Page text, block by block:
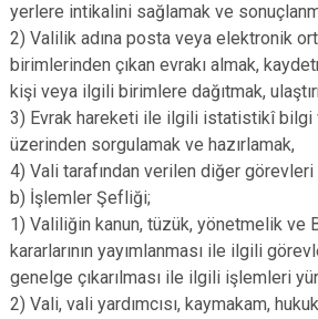
yerlere intikalini sağlamak ve
2) Valilik adına posta veya elektronik
birimlerinden çıkan evrakı almak,
kişi veya ilgili birimlere dağıtmak,
3) Evrak hareketi ile ilgili istatistikî bilgi
üzerinden sorgulamak ve hazırlamak,
4) Vali tarafından verilen diğer görevleri
b) İşlemler Şefliği;
1) Valiliğin kanun, tüzük, yönetmelik ve
kararlarının yayımlanması ile ilgili
genelge çıkarılması ile ilgili işlemleri
2) Vali, vali yardımcısı, kaymakam,